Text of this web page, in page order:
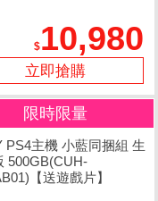
10,980
立即搶購
限時限量
PS4主機 小藍同捆組 生
500GB(CUH-
【送遊戲片】